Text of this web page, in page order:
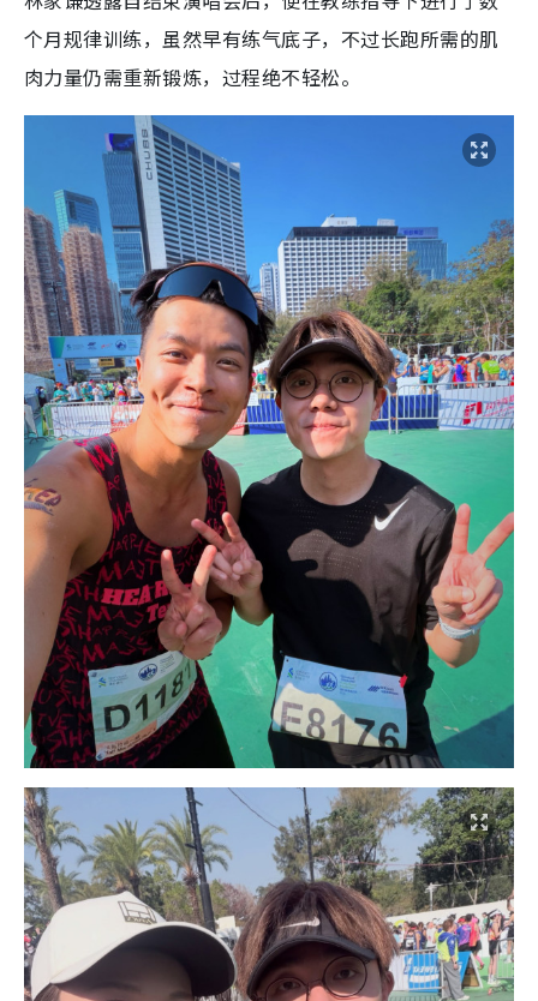
个月规律训练，虽然早有练气底子，不过长跑所需的肌
肉力量仍需重新锻炼，过程绝不轻松。